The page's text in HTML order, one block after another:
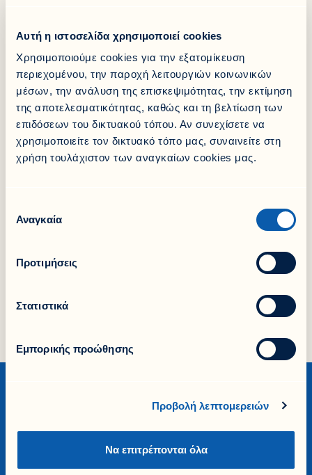
Αυτή η ιστοσελίδα χρησιμοποιεί cookies
Χρησιμοποιούμε cookies για την εξατομίκευση
περιεχομένου, την παροχή λειτουργιών κοινωνικών
μέσων, την ανάλυση της επισκεψιμότητας, την εκτίμηση
της αποτελεσματικότητας, καθώς και τη βελτίωση των
επιδόσεων του δικτυακού τόπου. Αν συνεχίσετε να
χρησιμοποιείτε τον δικτυακό τόπο μας, συναινείτε στη
χρήση τουλάχιστον των αναγκαίων cookies μας.
συγκατάθεσης
Αναγκαία
Προτιμήσεις
Στατιστικά
Εμπορικής προώθησης
Προβολή λεπτομερειών
Να επιτρέπονται όλα
Η ασφάλιση επιχειρήσεων είναι με λίγα λόγια μια
ανάπτυξη του επιχειρηματικού σου οράματος. Και εμείς,
στην Εθνική Ασφαλιστική, είμαστε δίπλα σου για να
συνεχίσεις με σιγουριά και ασφάλεια και την επόμενη
μέρα, γνωρίζοντας ότι έχεις την προστασία που
χρειάζεσαι.
👉Μάθε περισσότερα για την ασφάλιση Εταιρικής
Περιουσίας& επωφελήσου από την έκπτωση,
εξασφαλίζοντας το πακέτο που ταιριάζει στις ανάγκες
Facebook
Η Ιστορία μας